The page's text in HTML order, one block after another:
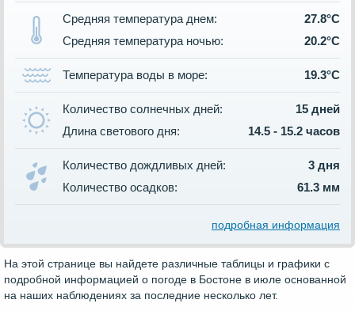
Средняя температура днем:
27.8°C
Средняя температура ночью:
20.2°C
Температура воды в море: 19.3°C
Количество солнечных дней:
15 дней
Длина светового дня:
14.5 - 15.2 часов
Количество дождливых дней:
3 дня
Количество осадков:
61.3 мм
подробная информация
На этой странице вы найдете различные таблицы и графики с
подробной информацией о погоде в Бостоне в июле основанной
на наших наблюдениях за последние несколько лет.